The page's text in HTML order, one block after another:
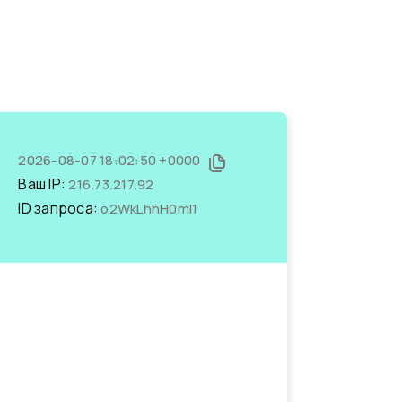
2026-08-07 18:02:50 +0000
Ваш IP:216.73.217.92
ID запроса:o2WkLhhH0mI1